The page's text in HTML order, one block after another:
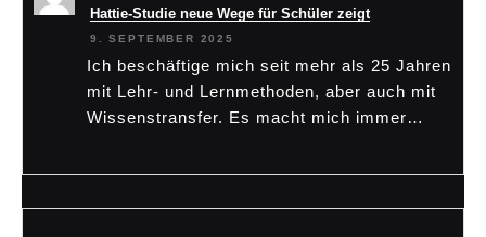
Hattie-Studie neue Wege für Schüler zeigt
9. SEPTEMBER 2025
Ich beschäftige mich seit mehr als 25 Jahren
mit Lehr- und Lernmethoden, aber auch mit
Wissenstransfer. Es macht mich immer…